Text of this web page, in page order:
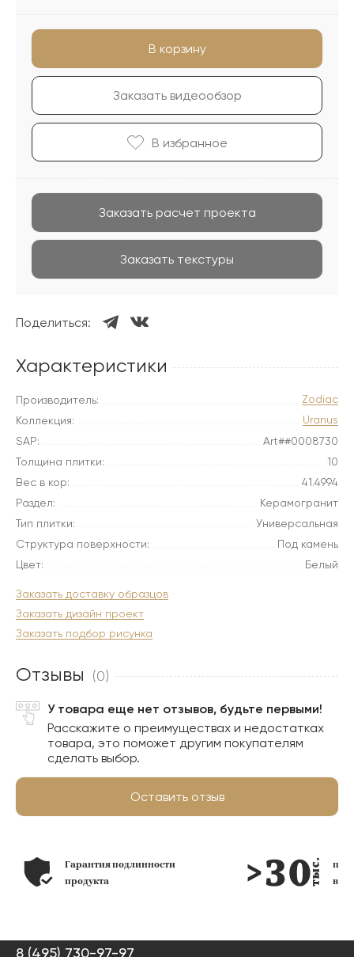
В корзину
Заказать видеообзор
В избранноe
Заказать расчет проекта
Заказать текстуры
Поделиться:
Характеристики
Производитель:
Zodiac
Коллекция:
Uranus
SAP:
Art##0008730
Толщина плитки:
10
Вес в кор:
41.4994
Раздел:
Керамогранит
Тип плитки:
Универсальная
Структура поверхности:
Под камень
Цвет:
Белый
Заказать доставку образцов
Заказать дизайн проект
Заказать подбор рисунка
Отзывы (0)
У товара еще нет отзывов, будьте первыми!
Расскажите о преимуществах и недостатках
товара, это поможет другим покупателям
сделать выбор.
Оставить отзыв
Гарантия подлинности
продукта
в
8 (495) 730-97-97